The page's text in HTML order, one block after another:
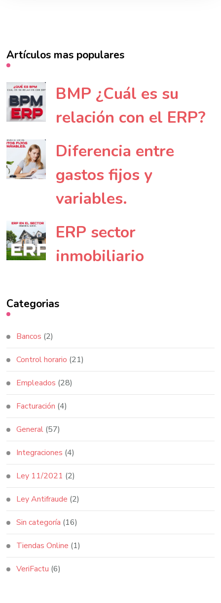
Artículos mas populares
BMP ¿Cuál es su
relación con el ERP?
Diferencia entre
gastos fijos y
variables.
ERP sector
inmobiliario
Categorias
Bancos (2)
Control horario (21)
Empleados (28)
Facturación (4)
General (57)
Integraciones (4)
Ley 11/2021 (2)
Ley Antifraude (2)
Sin categoría (16)
Tiendas Online (1)
VeriFactu (6)